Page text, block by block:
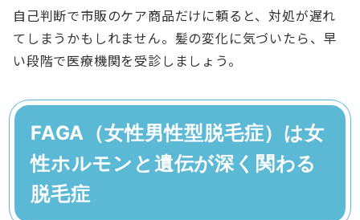
自己判断で市販のケア商品だけに頼ると、対処が遅れ
てしまうかもしれません。髪の変化に気づいたら、早
い段階で医療機関を受診しましょう。
FAGA（女性男性型脱毛症）は女
性ホルモンと遺伝が深く関わる
脱毛症